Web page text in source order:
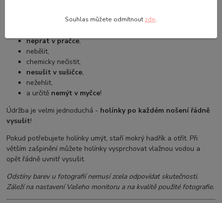
neprat v pračce,
nebělit,
chemicky nečistit,
nesušit v sušičce,
nežehlit,
a určitě nemýt v myčce!
Údržba je velmi jednoduchá - holínky po každém nošení řádně
vysušit!
Pokud potřebujete holínky umýt, staří mokrý hadřík a otřít. Při
větším zašpinění můžete holínky vysprchovat vlažnou vodou a
opět řádně uvnitř vysušit.
Odstíny barev u fotografií nemusí zcela odpovídat skutečnosti.
Záleží na nastavení Vašeho monitoru a na kvalitě použité fotografie.
Souhlas můžete odmítnout zde.